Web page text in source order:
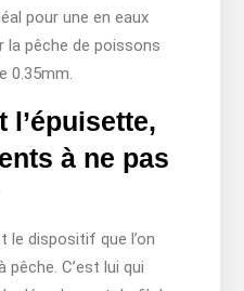
pour une en eaux
la pêche de poissons
0.35mm.
l’épuisette,
à ne pas
le dispositif que l’on
C’est lui qui